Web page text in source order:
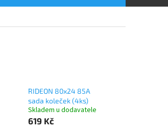
RIDEON 80x24 85A
sada koleček (4ks)
Skladem u dodavatele
619 Kč